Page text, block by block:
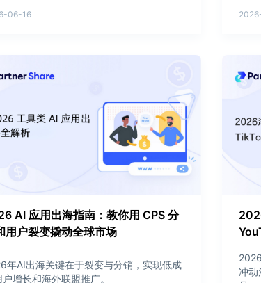
06-16
AI 应用出海指南：教你用 CPS 分
用户裂变撬动全球市场
年AI出海关键在于裂变与分销，实现低成
增长和海外联盟推广。
冲动